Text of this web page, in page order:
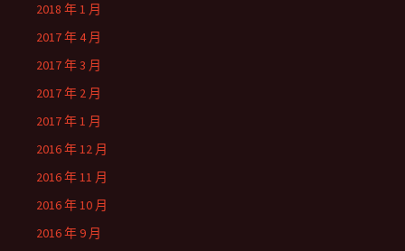
2018 年 1 月
2017 年 4 月
2017 年 3 月
2017 年 2 月
2017 年 1 月
2016 年 12 月
2016 年 11 月
2016 年 10 月
2016 年 9 月